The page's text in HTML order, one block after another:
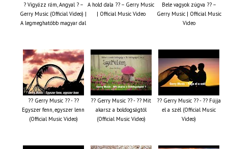
? Vigyázz rám, Angyal ? –
Gerry Music (Official Video) |
A legmeghatóbb magyar dal
A hold dala ?? – Gerry Music
| Official Music Video
Bele vagyok zúgva ?? –
Gerry Music | Official Music
Video
?? Gerry Music ?? - ??
Egyszer fenn, egyszer lenn
(Official Music Video)
?? Gerry Music ?? - ?? Mit
akarsz a boldogságtól
(Official Music Video)
?? Gerry Music ?? - ?? Fújja
el a szél (Official Music
Video)